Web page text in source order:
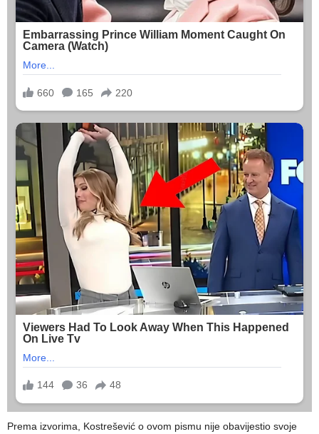
Prema izvorima, Kostrešević o ovom pismu nije obavijestio svoje